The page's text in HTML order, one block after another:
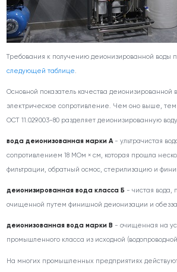
Требования к получению деионизированной воды
следующей таблице.
Основной показатель качества деионизированной
электрическое сопротивление. Чем оно выше, тем
ОСТ 11.029.003-80 разделяет деионизированную
вода деионизованная марки А- ультрачистая
сопротивлением 18 МОм × см, которая прошла
фильтрации, обратный осмос, стерилизацию и
деионизированная вода класса Б - чистая вода,
очищенной путем финишной деионизации и
деионизованная вода марки В - очищенная на
промышленного класса из исходной
На многих промышленных предприятиях